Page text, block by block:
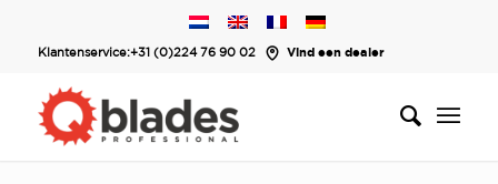
Klantenservice:+31 (0)224 76 90 02 Vind een dealer